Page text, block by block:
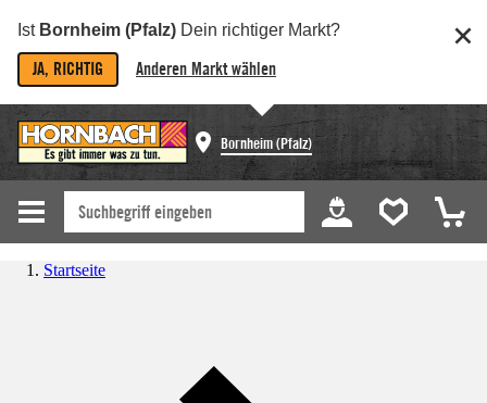
Ist Bornheim (Pfalz) Dein richtiger Markt?
JA, RICHTIG Anderen Markt wählen
Bornheim (Pfalz)
Startseite